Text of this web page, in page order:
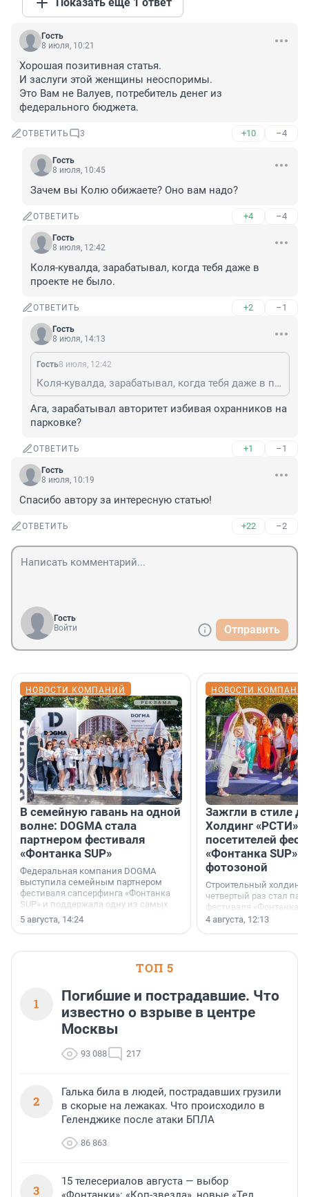
Гость
8 июля, 10:21
Хорошая позитивная статья.
И заслуги этой женщины неоспоримы.
Это Вам не Валуев, потребитель денег из
федерального бюджета.
ОТВЕТИТЬ 3 +10 –4
Гость
8 июля, 10:45
Зачем вы Колю обижаете? Оно вам надо?
ОТВЕТИТЬ +4 –4
Гость
8 июля, 12:42
Коля-кувалда, зарабатывал, когда тебя даже в
проекте не было.
ОТВЕТИТЬ +2 –1
Гость
8 июля, 14:13
Гость8 июля, 12:42
Коля-кувалда, зарабатывал, когда тебя даже в проекте не было.
Ага, зарабатывал авторитет избивая охранников на
парковке?
ОТВЕТИТЬ +1 –1
Гость
8 июля, 10:19
Спасибо автору за интересную статью!
ОТВЕТИТЬ +22 –2
Гость
Войти
Отправить
НОВОСТИ КОМПАНИЙ
В семейную гавань на одной
волне: DOGMA стала
партнером фестиваля
«Фонтанка SUP»
Федеральная компания DOGMA
выступила семейным партнером
фестиваля сапсерфинга «Фонтанка
SUP» и поддержала одну из самых
ярких и романтичных номинаций —
«SUP-свадьба».
5 августа, 14:24
НОВОСТИ
Зажгли в стиле
Холдинг «РСТИ»
посетителей
«Фонтанка SUP»
фотозоной
Строительный холдинг
четвертый раз стал
фестиваля «Фонтанка
раз компания
посетителям
4 августа, 12:13
ТОП 5
1
Погибшие и пострадавшие. Что
известно о взрыве в центре
Москвы
93 088 217
2
Галька била в людей, пострадавших грузили
в скорые на лежаках. Что происходило в
Геленджике после атаки БПЛА
86 863
3
15 телесериалов августа — выбор